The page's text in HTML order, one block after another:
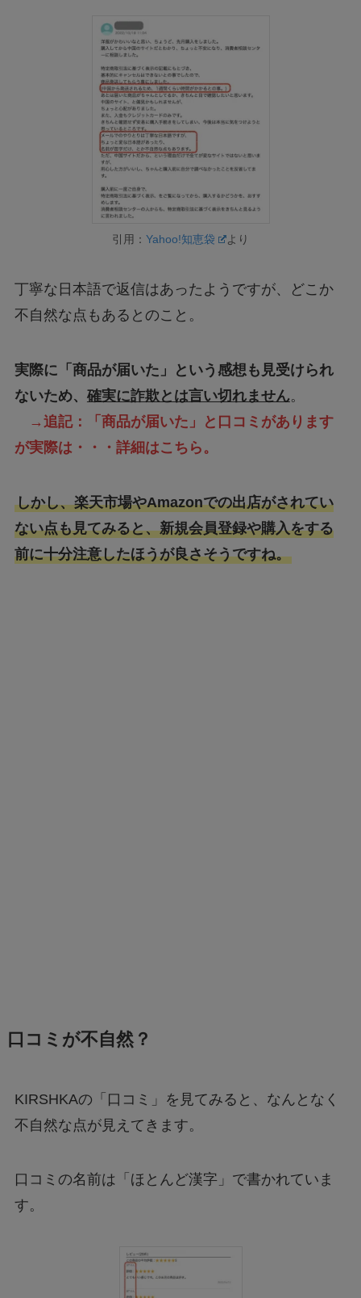
引用： Yahoo!知恵袋 より
丁寧な日本語で返信はあったようですが、どこか
不自然な点もあるとのこと。
実際に「商品が届いた」という感想も見受けられ
ないため、 確実に詐欺とは言い切れません。
→追記：「商品が届いた」と口コミがあります
が実際は・・・詳細はこちら 。
しかし、楽天市場やAmazonでの出店がされてい
ない点も見てみると、新規会員登録や購入をする
前に十分注意したほうが良さそうですね。
口コミが不自然？
KIRSHKAの「口コミ」を見てみると、なんとなく
不自然な点が見えてきます。
口コミの名前は「ほとんど漢字」で書かれていま
す。